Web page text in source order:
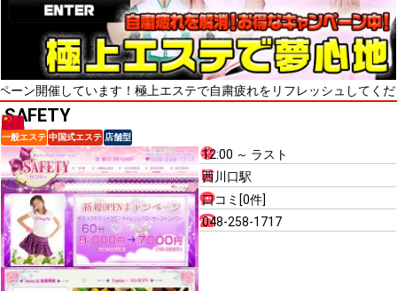
しています！極上エステで自粛疲れをリフレッシュしてください！
SAFETY
一般エステ 中国式エステ 店舗型
12:00 ～ ラスト
西川口駅
口コミ[0件]
048-258-1717